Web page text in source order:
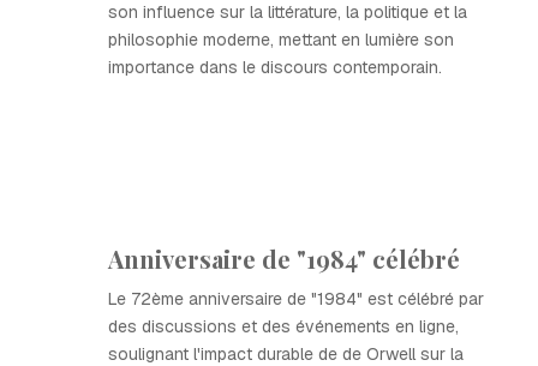
son influence sur la littérature, la politique et la
philosophie moderne, mettant en lumière son
importance dans le discours contemporain.
Anniversaire de "1984" célébré
Le 72ème anniversaire de "1984" est célébré par
des discussions et des événements en ligne,
soulignant l'impact durable de de Orwell sur la